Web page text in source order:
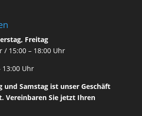
Freitag
/ 15:00 – 18:00 Uhr
13:00 Uhr
und Samstag ist unser Geschäft
Vereinbaren Sie jetzt Ihren